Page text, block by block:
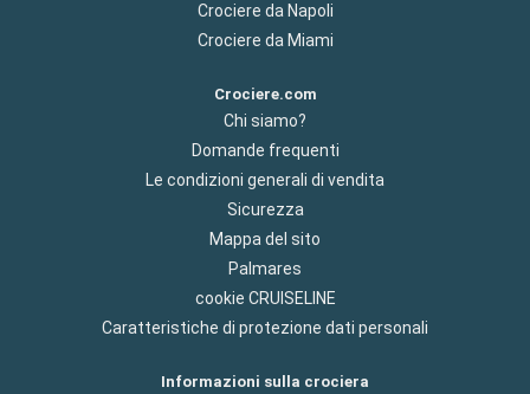
Crociere da Napoli
Crociere da Miami
Crociere.com
Chi siamo?
Domande frequenti
Le condizioni generali di vendita
Sicurezza
Mappa del sito
Palmares
cookie CRUISELINE
Caratteristiche di protezione dati personali
Informazioni sulla crociera